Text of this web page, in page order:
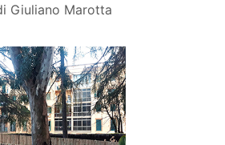
Giuliano Marotta